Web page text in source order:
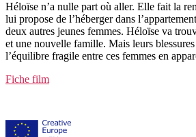
Héloïse n’a nulle part où aller. Elle fait la
lui propose de l’héberger dans
deux autres jeunes femmes. Héloïse va
et une nouvelle famille. Mais leurs blessures
l’équilibre fragile entre ces femmes en
Fiche film